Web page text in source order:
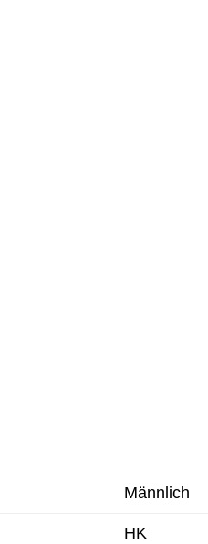
Männlich
HK